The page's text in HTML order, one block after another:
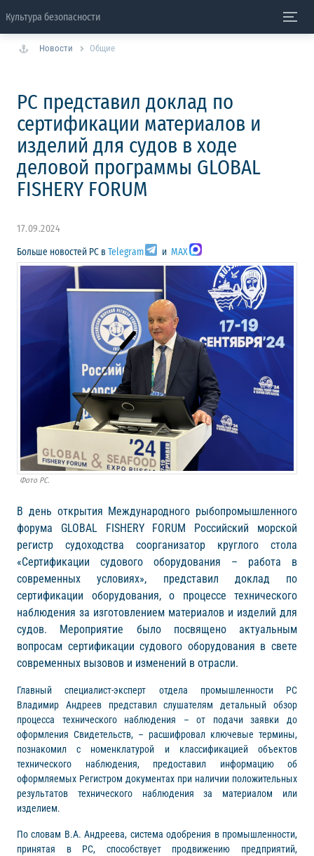
Культура безопасности
Новости Общие
РС представил доклад по
сертификации материалов и
изделий для судов в ходе
деловой программы GLOBAL
FISHERY FORUM
17.09.2024
Больше новостей РС в Telegram и MAX
Фото РС.
В день открытия Международного рыбопромышленного
форума GLOBAL FISHERY FORUM Российский морской
регистр судоходства соорганизатор круглого стола
«Сертификации судового оборудования – работа в
современных условиях», представил доклад по
сертификации оборудования, о процессе технического
наблюдения за изготовлением материалов и изделий для
судов. Мероприятие было посвящено актуальным
вопросам сертификации судового оборудования в свете
современных вызовов и изменений в отрасли.
Главный специалист-эксперт отдела промышленности РС
Владимир Андреев представил слушателям детальный обзор
процесса технического наблюдения – от подачи заявки до
оформления Свидетельств, – расшифровал ключевые термины,
познакомил с номенклатурой и классификацией объектов
технического наблюдения, предоставил информацию об
оформляемых Регистром документах при наличии положительных
результатов технического наблюдения за материалом или
изделием.
По словам В.А. Андреева, система одобрения в промышленности,
принятая в РС, способствует продвижению предприятий,